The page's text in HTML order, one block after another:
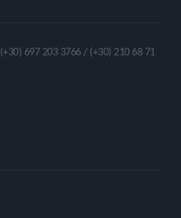
(+30) 697 203 3766 / (+30) 210 68 71